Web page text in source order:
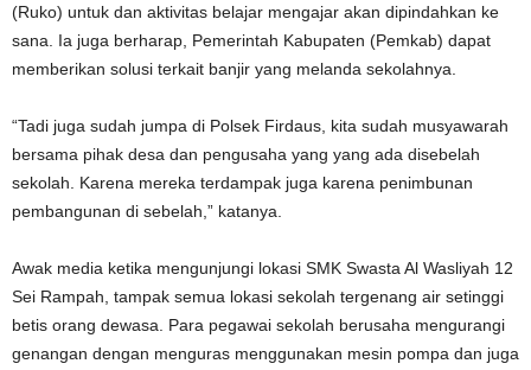
(Ruko) untuk dan aktivitas belajar mengajar akan dipindahkan ke
sana. Ia juga berharap, Pemerintah Kabupaten (Pemkab) dapat
memberikan solusi terkait banjir yang melanda sekolahnya.
“Tadi juga sudah jumpa di Polsek Firdaus, kita sudah musyawarah
bersama pihak desa dan pengusaha yang yang ada disebelah
sekolah. Karena mereka terdampak juga karena penimbunan
pembangunan di sebelah,” katanya.
Awak media ketika mengunjungi lokasi SMK Swasta Al Wasliyah 12
Sei Rampah, tampak semua lokasi sekolah tergenang air setinggi
betis orang dewasa. Para pegawai sekolah berusaha mengurangi
genangan dengan menguras menggunakan mesin pompa dan juga